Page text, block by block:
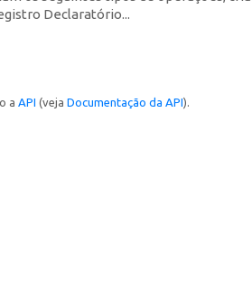
Declaratório...
a API (veja Documentação da API).